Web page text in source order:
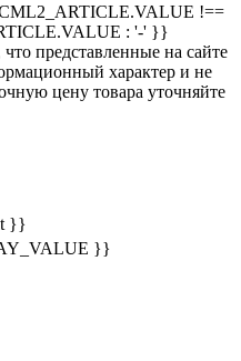
!==
: '-' }}
представленные на сайте
характер и не
цену товара уточняйте
}}
}}